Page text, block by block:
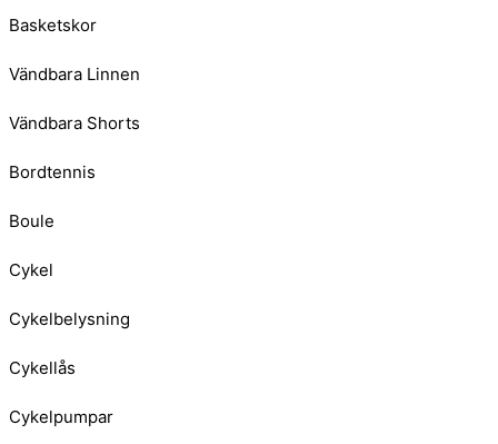
Basketskor
Vändbara Linnen
Vändbara Shorts
Bordtennis
Boule
Cykel
Cykelbelysning
Cykellås
Cykelpumpar